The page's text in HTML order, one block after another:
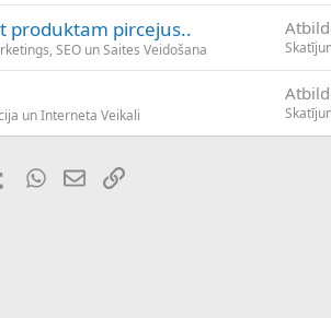
produktam pircejus..
SEO un Saites Veidošana
un Interneta Veikali
TumblrWhatsApp
E-pastsSaiti